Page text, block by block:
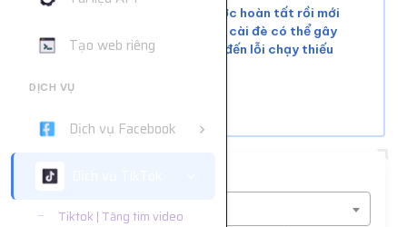
Tạo web riêng
DỊCH VỤ
Dịch vụ Facebook
Tiktok | Tăng tim video
Vui lòng đợi đơn hàng trước hoàn tất rồi mới
tiếp tục cài đơn mới. Việc cài đè có thể gây
xung đột tài nguyên, dẫn đến lỗi chạy thiếu
Tìm nhanh dịch vụ
Nhập tên dịch vụ để tìm kiếm